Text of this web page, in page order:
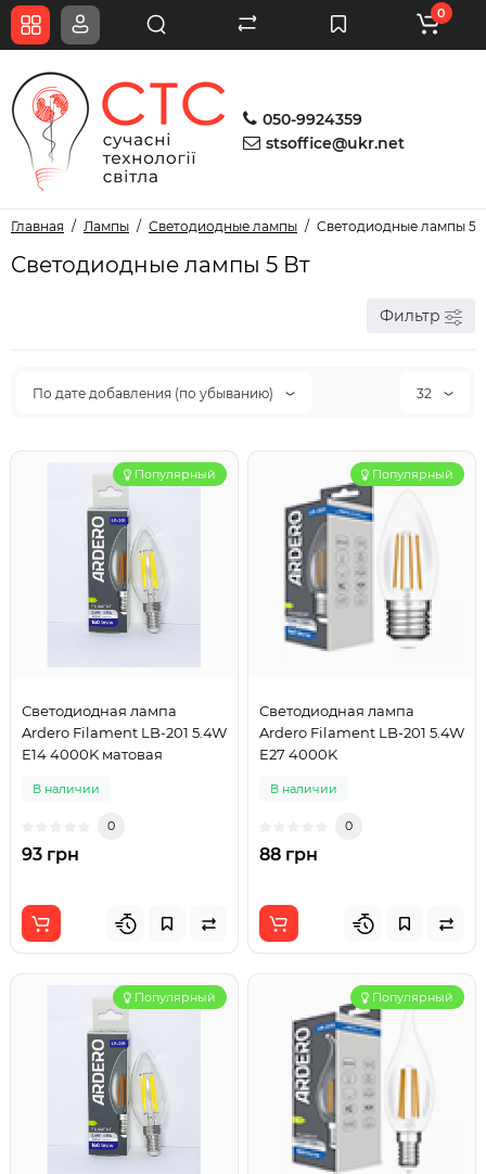
050-9924359
stsoffice@ukr.net
0
Главная Лампы Светодиодные лампы Cветодиодные лампы 5
Cветодиодные лампы 5 Вт
Фильтр
По дате добавления (по убыванию) 32
Популярный
Светодиодная лампа
Ardero Filament LB-201 5.4W
E14 4000K матовая
В наличии
0
93 грн
Популярный
Светодиодная лампа
Ardero Filament LB-201 5.4W
E27 4000K
В наличии
0
88 грн
Популярный Популярный